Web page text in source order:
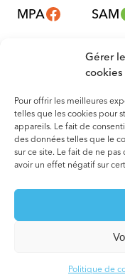
Gérer
cookies
Pour offrir les meilleures
telles que les cookies pour
appareils. Le fait de
des données telles que le
sur ce site. Le fait de ne
avoir un effet négatif sur
Politique de
MPA SAM